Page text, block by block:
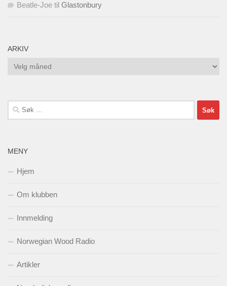
Beatle-Joe til Glastonbury
ARKIV
Arkiv
Søk
etter:
MENY
Hjem
Om klubben
Innmelding
Norwegian Wood Radio
Artikler